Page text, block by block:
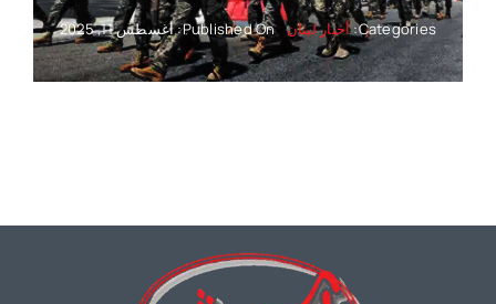
Categories: أخبار لبنان Published On: أغسطس 11, 2025